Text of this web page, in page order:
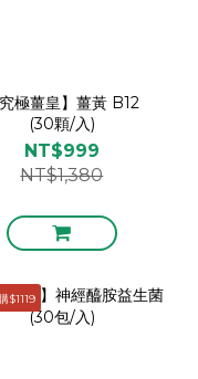
究極薑皇】薑黃 B12
(30顆/入)
NT$999
NT$1,380
$1119